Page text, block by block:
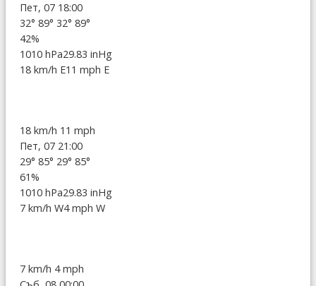
Пет, 07 18:00
32° 89° 32° 89°
42%
1010 hPa29.83 inHg
18 km/h E11 mph E
18 km/h 11 mph
Пет, 07 21:00
29° 85° 29° 85°
61%
1010 hPa29.83 inHg
7 km/h W4 mph W
7 km/h 4 mph